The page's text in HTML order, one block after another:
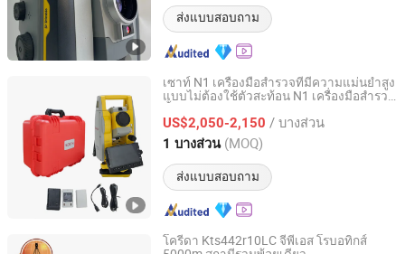
ส่งแบบสอบถาม
เซาท์ N1 เครื่องมือสำรวจที่มีความแม่นยำสูง
แบบไม่ต้องใช้ตัวสะท้อน N1 เครื่องมือสำรวจ
US$2,050-2,150 / บางส่วน
1 บางส่วน (MOQ)
ส่งแบบสอบถาม
SHANGRAO HAODI IMP&EXP TRADING CO., LTD.
Jiangxi, China อัตราจาก 2018
โครีดา Kts442r10LC จีพีเอส โรบอทิกส์